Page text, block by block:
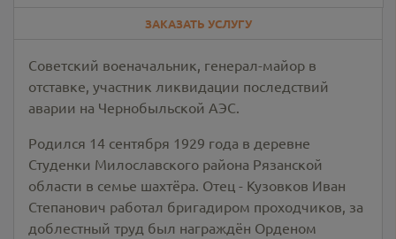
ЗАКАЗАТЬ УСЛУГУ
Советский военачальник, генерал-майор в
отставке, участник ликвидации последствий
аварии на Чернобыльской АЭС.
Родился 14 сентября 1929 года в деревне
Студенки Милославского района Рязанской
области в семье шахтёра. Отец - Кузовков Иван
Степанович работал бригадиром проходчиков, за
доблестный труд был награждён Орденом